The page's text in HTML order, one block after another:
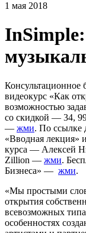
1 мая 2018
Консультационное
видеокурс «Как
возможностью
со скидкой — 34,
— жми. По ссылке
«Вводная лекция»
курса — Алексей
Zillion — жми.
Бизнеса» — жми.
«Мы простыми
открытия
всевозможных
особенностях